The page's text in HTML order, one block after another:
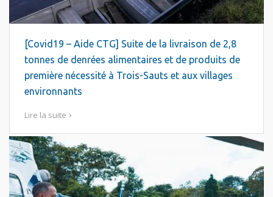
[Covid19 – Aide CTG] Suite de la livraison de 2,8
tonnes de denrées alimentaires et de produits de
première nécessité à Trois-Sauts et aux villages
environnants
Lire la suite